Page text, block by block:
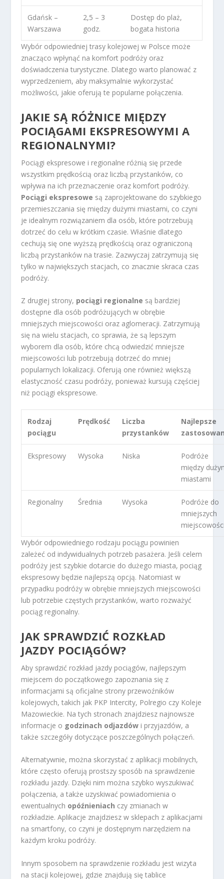
Gdańsk –
Warszawa
2,5 – 3
godz.
Dostęp do plaż,
bogata historia
Wybór odpowiedniej trasy kolejowej w Polsce może
znacząco wpłynąć na komfort podróży oraz
doświadczenia turystyczne. Dlatego warto planować z
wyprzedzeniem, aby maksymalnie wykorzystać
możliwości, jakie oferują te popularne połączenia.
JAKIE SĄ RÓŻNICE MIĘDZY
POCIĄGAMI EKSPRESOWYMI A
REGIONALNYMI?
Pociągi ekspresowe i regionalne różnią się przede
wszystkim prędkością oraz liczbą przystanków, co
wpływa na ich przeznaczenie oraz komfort podróży.
Pociągi ekspresowe są zaprojektowane do szybkiego
przemieszczania się między dużymi miastami, co czyni
je idealnym rozwiązaniem dla osób, które potrzebują
dotrzeć do celu w krótkim czasie. Właśnie dlatego
cechują się one wyższą prędkością oraz ograniczoną
liczbą przystanków na trasie. Zazwyczaj zatrzymują się
tylko w największych stacjach, co znacznie skraca czas
podróży.
Z drugiej strony, pociągi regionalne są bardziej
dostępne dla osób podróżujących w obrębie
mniejszych miejscowości oraz aglomeracji. Zatrzymują
się na wielu stacjach, co sprawia, że są lepszym
wyborem dla osób, które chcą odwiedzić mniejsze
miejscowości lub potrzebują dotrzeć do mniej
popularnych lokalizacji. Oferują one również większą
elastyczność czasu podróży, ponieważ kursują częściej
niż pociągi ekspresowe.
Rodzaj
pociągu
Prędkość
Liczba
przystanków
Najlepsze
Ekspresowy Wysoka Niska
Podróże
między
miastami
Regionalny Średnia Wysoka
Podróże do
mniejszych
Wybór odpowiedniego rodzaju pociągu powinien
zależeć od indywidualnych potrzeb pasażera. Jeśli celem
podróży jest szybkie dotarcie do dużego miasta, pociąg
ekspresowy będzie najlepszą opcją. Natomiast w
przypadku podróży w obrębie mniejszych miejscowości
lub potrzebie częstych przystanków, warto rozważyć
pociąg regionalny.
JAK SPRAWDZIĆ ROZKŁAD
JAZDY POCIĄGÓW?
Aby sprawdzić rozkład jazdy pociągów, najlepszym
miejscem do początkowego zapoznania się z
informacjami są oficjalne strony przewoźników
kolejowych, takich jak PKP Intercity, Polregio czy Koleje
Mazowieckie. Na tych stronach znajdziesz najnowsze
informacje o godzinach odjazdów i przyjazdów, a
także szczegóły dotyczące poszczególnych połączeń.
Alternatywnie, można skorzystać z aplikacji mobilnych,
które często oferują prostszy sposób na sprawdzenie
rozkładu jazdy. Dzięki nim można szybko wyszukiwać
połączenia, a także uzyskiwać powiadomienia o
ewentualnych opóźnieniach czy zmianach w
rozkładzie. Aplikacje znajdziesz w sklepach z aplikacjami
na smartfony, co czyni je dostępnym narzędziem na
każdym kroku podróży.
Innym sposobem na sprawdzenie rozkładu jest wizyta
na stacji kolejowej, gdzie znajdują się tablice